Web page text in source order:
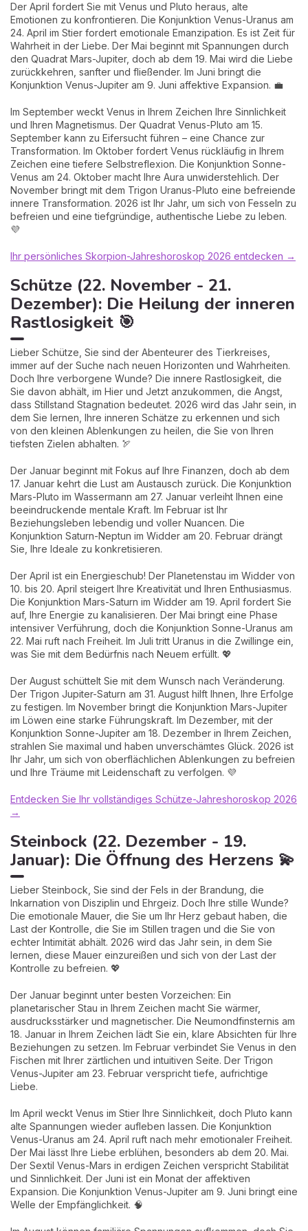
Der April fordert Sie mit Venus und Pluto heraus, alte
Emotionen zu konfrontieren. Die Konjunktion Venus-Uranus am
24. April im Stier fordert emotionale Emanzipation. Es ist Zeit für
Wahrheit in der Liebe. Der Mai beginnt mit Spannungen durch
den Quadrat Mars-Jupiter, doch ab dem 19. Mai wird die Liebe
zurückkehren, sanfter und fließender. Im Juni bringt die
Konjunktion Venus-Jupiter am 9. Juni affektive Expansion. 💼
Im September weckt Venus in Ihrem Zeichen Ihre Sinnlichkeit
und Ihren Magnetismus. Der Quadrat Venus-Pluto am 15.
September kann zu Eifersucht führen – eine Chance zur
Transformation. Im Oktober fordert Venus rückläufig in Ihrem
Zeichen eine tiefere Selbstreflexion. Die Konjunktion Sonne-
Venus am 24. Oktober macht Ihre Aura unwiderstehlich. Der
November bringt mit dem Trigon Uranus-Pluto eine befreiende
innere Transformation. 2026 ist Ihr Jahr, um sich von Fesseln zu
befreien und eine tiefgründige, authentische Liebe zu leben.
💜
Ihr persönliches Skorpion-Jahreshoroskop 2026 entdecken →
Schütze (22. November - 21.
Dezember): Die Heilung der inneren
Rastlosigkeit 🎯
Lieber Schütze, Sie sind der Abenteurer des Tierkreises,
immer auf der Suche nach neuen Horizonten und Wahrheiten.
Doch Ihre verborgene Wunde? Die innere Rastlosigkeit, die
Sie davon abhält, im Hier und Jetzt anzukommen, die Angst,
dass Stillstand Stagnation bedeutet. 2026 wird das Jahr sein, in
dem Sie lernen, Ihre inneren Schätze zu erkennen und sich
von den kleinen Ablenkungen zu heilen, die Sie von Ihren
tiefsten Zielen abhalten. 🏹
Der Januar beginnt mit Fokus auf Ihre Finanzen, doch ab dem
17. Januar kehrt die Lust am Austausch zurück. Die Konjunktion
Mars-Pluto im Wassermann am 27. Januar verleiht Ihnen eine
beeindruckende mentale Kraft. Im Februar ist Ihr
Beziehungsleben lebendig und voller Nuancen. Die
Konjunktion Saturn-Neptun im Widder am 20. Februar drängt
Sie, Ihre Ideale zu konkretisieren.
Der April ist ein Energieschub! Der Planetenstau im Widder von
10. bis 20. April steigert Ihre Kreativität und Ihren Enthusiasmus.
Die Konjunktion Mars-Saturn im Widder am 19. April fordert Sie
auf, Ihre Energie zu kanalisieren. Der Mai bringt eine Phase
intensiver Verführung, doch die Konjunktion Sonne-Uranus am
22. Mai ruft nach Freiheit. Im Juli tritt Uranus in die Zwillinge ein,
was Sie mit dem Bedürfnis nach Neuem erfüllt. 💖
Der August schüttelt Sie mit dem Wunsch nach Veränderung.
Der Trigon Jupiter-Saturn am 31. August hilft Ihnen, Ihre Erfolge
zu festigen. Im November bringt die Konjunktion Mars-Jupiter
im Löwen eine starke Führungskraft. Im Dezember, mit der
Konjunktion Sonne-Jupiter am 18. Dezember in Ihrem Zeichen,
strahlen Sie maximal und haben unverschämtes Glück. 2026 ist
Ihr Jahr, um sich von oberflächlichen Ablenkungen zu befreien
und Ihre Träume mit Leidenschaft zu verfolgen. 💜
Entdecken Sie Ihr vollständiges Schütze-Jahreshoroskop 2026
→
Steinbock (22. Dezember - 19.
Januar): Die Öffnung des Herzens 💫
Lieber Steinbock, Sie sind der Fels in der Brandung, die
Inkarnation von Disziplin und Ehrgeiz. Doch Ihre stille Wunde?
Die emotionale Mauer, die Sie um Ihr Herz gebaut haben, die
Last der Kontrolle, die Sie im Stillen tragen und die Sie von
echter Intimität abhält. 2026 wird das Jahr sein, in dem Sie
lernen, diese Mauer einzureißen und sich von der Last der
Kontrolle zu befreien. 💖
Der Januar beginnt unter besten Vorzeichen: Ein
planetarischer Stau in Ihrem Zeichen macht Sie wärmer,
ausdrucksstärker und magnetischer. Die Neumondfinsternis am
18. Januar in Ihrem Zeichen lädt Sie ein, klare Absichten für Ihre
Beziehungen zu setzen. Im Februar verbindet Sie Venus in den
Fischen mit Ihrer zärtlichen und intuitiven Seite. Der Trigon
Venus-Jupiter am 23. Februar verspricht tiefe, aufrichtige
Liebe.
Im April weckt Venus im Stier Ihre Sinnlichkeit, doch Pluto kann
alte Spannungen wieder aufleben lassen. Die Konjunktion
Venus-Uranus am 24. April ruft nach mehr emotionaler Freiheit.
Der Mai lässt Ihre Liebe erblühen, besonders ab dem 20. Mai.
Der Sextil Venus-Mars in erdigen Zeichen verspricht Stabilität
und Sinnlichkeit. Der Juni ist ein Monat der affektiven
Expansion. Die Konjunktion Venus-Jupiter am 9. Juni bringt eine
Welle der Empfänglichkeit. 🧠